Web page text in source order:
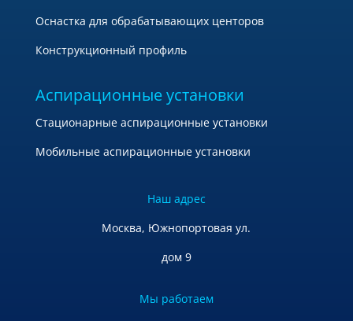
Оснастка для обрабатывающих центоров
Конструкционный профиль
Аспирационные установки
Стационарные аспирационные установки
Мобильные аспирационные установки
Наш адрес
Москва, Южнопортовая ул.
дом 9
Мы работаем